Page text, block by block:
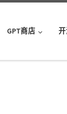
GPT商店 开